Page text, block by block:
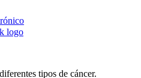
tipos de cáncer.